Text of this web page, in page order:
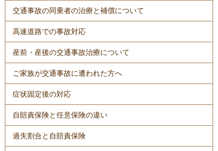
交通事故の同乗者の治療と補償について
高速道路での事故対応
産前・産後の交通事故治療について
ご家族が交通事故に遭われた方へ
症状固定後の対応
自賠責保険と任意保険の違い
過失割合と自賠責保険